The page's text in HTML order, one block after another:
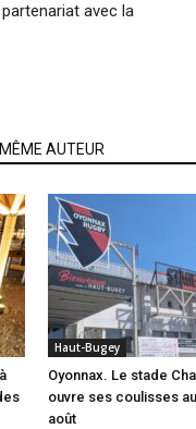
avec la
AUTEUR
Haut-Bugey
Oyonnax. Le stade
ouvre ses coulisses
août